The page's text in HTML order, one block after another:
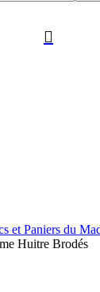

et Paniers du
Huitre Brodés